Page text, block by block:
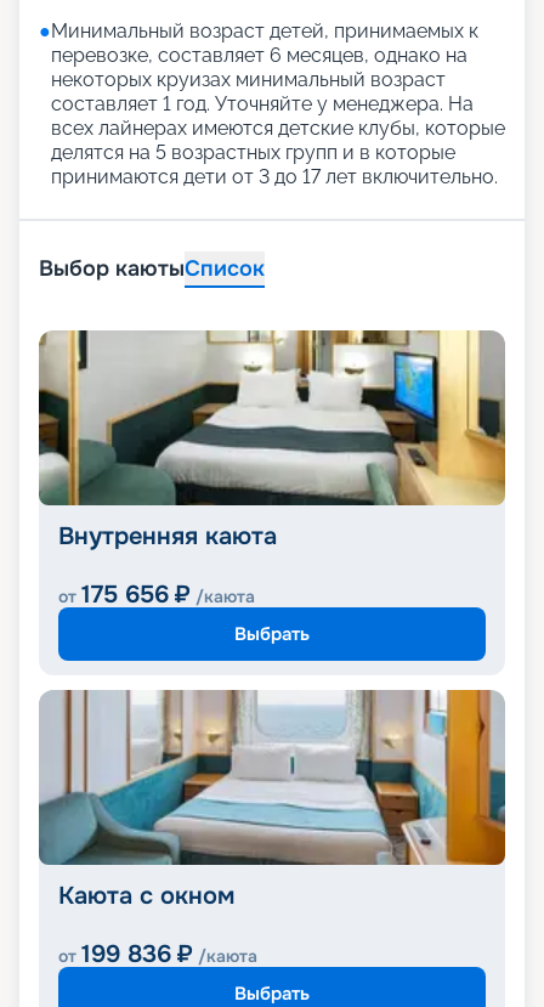
●Минимальный возраст детей, принимаемых к
перевозке, составляет 6 месяцев, однако на
некоторых круизах минимальный возраст
составляет 1 год. Уточняйте у менеджера. На
всех лайнерах имеются детские клубы, которые
делятся на 5 возрастных групп и в которые
принимаются дети от 3 до 17 лет включительно.
Выбор каютыСписок
Внутренняя каюта
от 175 656 ₽ /каюта
Выбрать
Каюта с окном
от 199 836 ₽ /каюта
Выбрать